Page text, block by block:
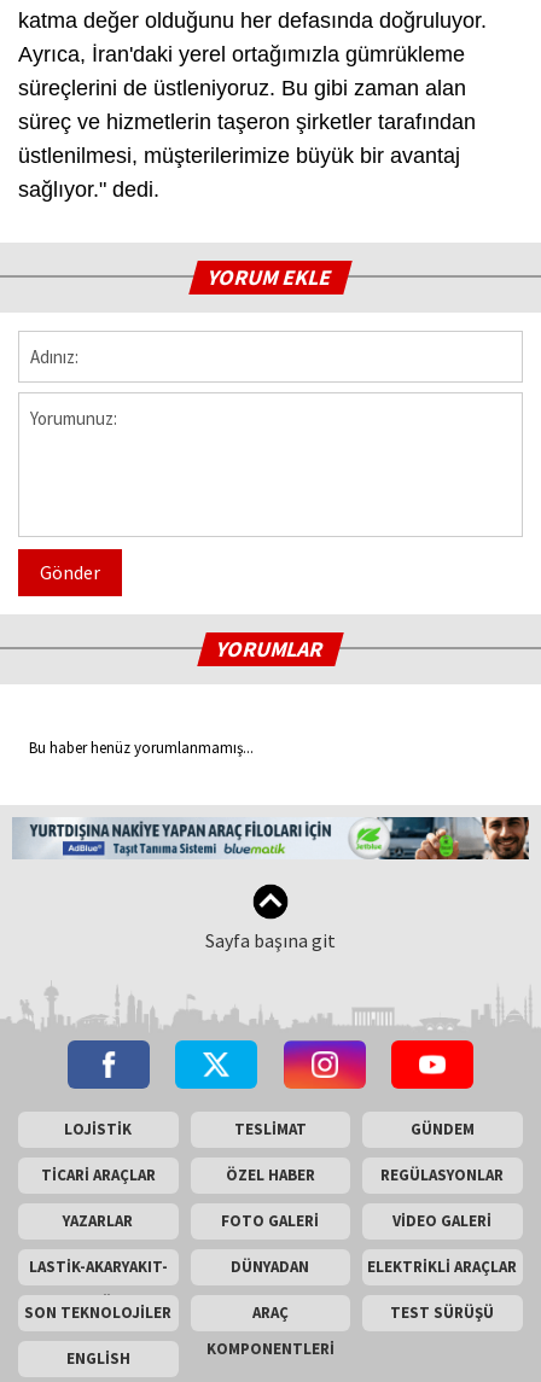
katma değer olduğunu her defasında doğruluyor.
Ayrıca, İran'daki yerel ortağımızla gümrükleme
süreçlerini de üstleniyoruz. Bu gibi zaman alan
süreç ve hizmetlerin taşeron şirketler tarafından
üstlenilmesi, müşterilerimize büyük bir avantaj
sağlıyor." dedi.
YORUM EKLE
Gönder
YORUMLAR
Bu haber henüz yorumlanmamış...
Sayfa başına git
LOJİSTİK TESLİMAT GÜNDEM
TİCARİ ARAÇLAR ÖZEL HABER REGÜLASYONLAR
YAZARLAR FOTO GALERİ VİDEO GALERİ
LASTİK-AKARYAKIT-
AKÜ
DÜNYADAN ELEKTRİKLİ ARAÇLAR
SON TEKNOLOJİLER
ARAÇ
KOMPONENTLERİ
TEST SÜRÜŞÜ
ENGLİSH